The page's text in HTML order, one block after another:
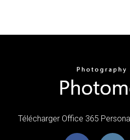
Télécharger Office 365